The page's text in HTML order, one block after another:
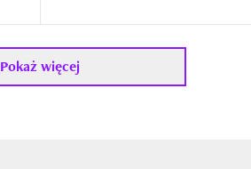
Pokaż więcej